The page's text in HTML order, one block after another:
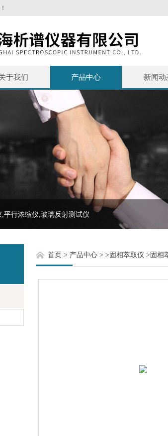
于我们 产品中心 新闻动
平行浓缩仪,玻璃反射测试仪
首页 > 产品中心 > > 固相萃取仪 >固相